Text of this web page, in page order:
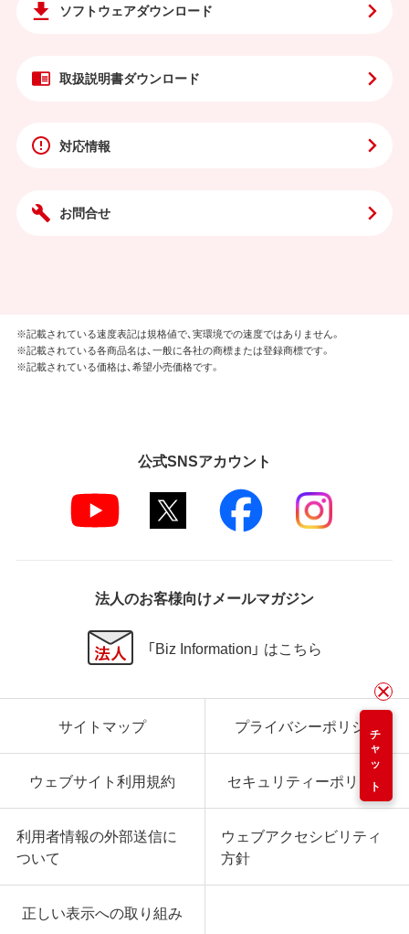
ソフトウェアダウンロード
取扱説明書ダウンロード
対応情報
お問合せ
チャット
※記載されている速度表記は規格値で、実環境での速度ではありません。
※記載されている各商品名は、一般に各社の商標または登録商標です。
※記載されている価格は、希望小売価格です。
公式SNSアカウント
法人のお客様向けメールマガジン
「Biz Information」 はこちら
サイトマップ プライバシーポリシー
ウェブサイト利用規約 セキュリティーポリシー
利用者情報の外部送信に
ついて
ウェブアクセシビリティ
方針
正しい表示への取り組み